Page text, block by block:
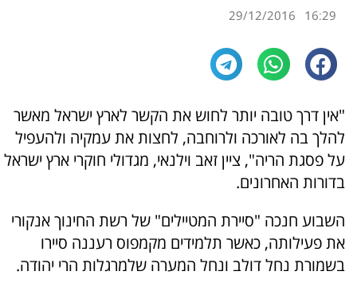
16:29
29/12/2016
"אין דרך טובה יותר לחוש את הקשר לארץ ישראל מאשר
להלך בה לאורכה ולרוחבה, לחצות את עמקיה ולהעפיל
על פסגת הריה", ציין זאב וילנאי, מגדולי חוקרי ארץ ישראל
בדורות האחרונים.
השבוע חנכה "סיירת המטיילים" של רשת החינוך אנקורי
את פעילותה, כאשר תלמידים מקמפוס רעננה סיירו
בשמורת נחל דולב ונחל המערה שלמרגלות הרי יהודה.